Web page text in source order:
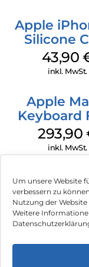
Um unsere Website
verbessern zu
Nutzung der
Weitere
Apple
Silicone
MagSafe
43,90
inkl. MwSt.
Apple
Keyboard
iPad 10.9″
Weiß
293,90
inkl. MwSt.
Impressum